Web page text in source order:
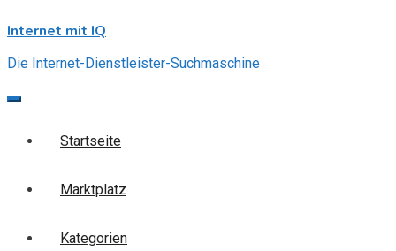
to
Internet mit IQ
Die Internet-Dienstleister-Suchmaschine
Startseite
Marktplatz
Kategorien